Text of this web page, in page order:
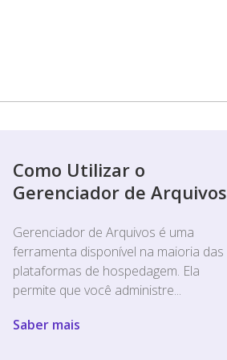
Como Utilizar o
Gerenciador de Arquivos
Gerenciador de Arquivos é uma
ferramenta disponível na maioria das
plataformas de hospedagem. Ela
permite que você administre...
Saber mais